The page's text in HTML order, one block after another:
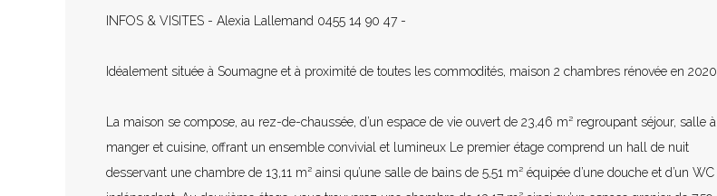
INFOS & VISITES - Alexia Lallemand 0455 14 90 47 -
Idéalement située à Soumagne et à proximité de toutes les commodités, maison 2 chambres rénovée en 2020.
La maison se compose, au rez-de-chaussée, d’un espace de vie ouvert de 23,46 m² regroupant séjour, salle à
manger et cuisine, offrant un ensemble convivial et lumineux Le premier étage comprend un hall de nuit
desservant une chambre de 13,11 m² ainsi qu’une salle de bains de 5,51 m² équipée d’une douche et d’un WC